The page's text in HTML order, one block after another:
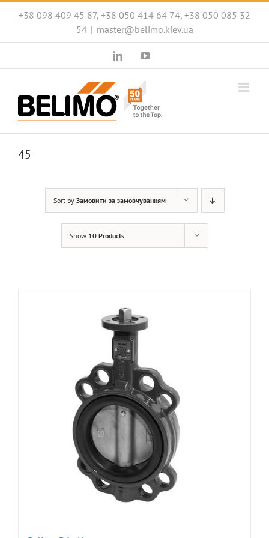
+38 098 409 45 87, +38 050 414 64 74, +38 050 085 32
54 | master@belimo.kiev.ua
LinkedInYouTube
45
Sort by Замовити за замовчуванням
Show 10 Products